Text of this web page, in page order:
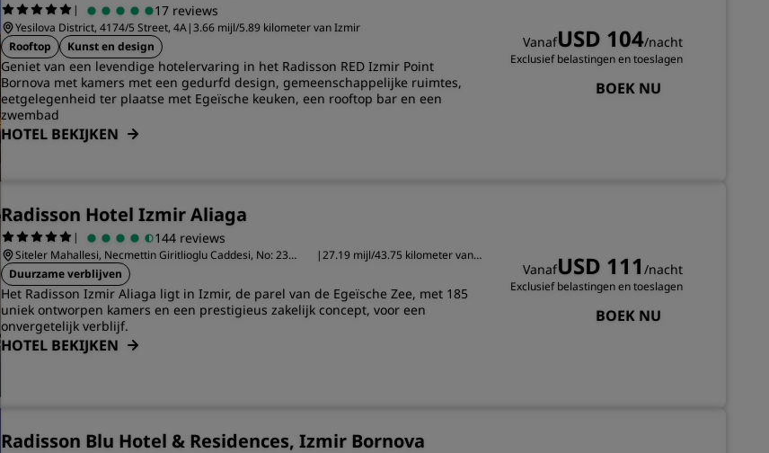
| 17 reviews
Yesilova District, 4174/5 Street, 4A|3.66 mijl/5.89 kilometer van Izmir
Rooftop
Kunst en design
Geniet van een levendige hotelervaring in het Radisson RED Izmir Point
Bornova met kamers met een gedurfd design, gemeenschappelijke ruimtes,
eetgelegenheid ter plaatse met Egeïsche keuken, een rooftop bar en een
zwembad
HOTEL BEKIJKEN
VanafUSD 104/nacht
Exclusief belastingen en toeslagen
BOEK NU
Radisson Hotel Izmir Aliaga
| 144 reviews
Siteler Mahallesi, Necmettin Giritlioglu Caddesi, No: 23
Aliaga/Izmir
|27.19 mijl/43.75 kilometer van
Duurzame verblijven
Het Radisson Izmir Aliaga ligt in Izmir, de parel van de Egeïsche Zee, met 185
uniek ontworpen kamers en een prestigieus zakelijk concept, voor een
onvergetelijk verblijf.
HOTEL BEKIJKEN
VanafUSD 111 /nacht
Exclusief belastingen en toeslagen
BOEK NU
Radisson Blu Hotel & Residences, Izmir Bornova